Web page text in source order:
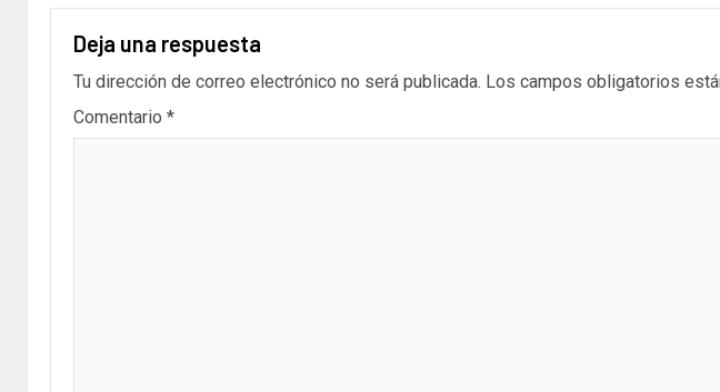
Deja una respuesta
Tu dirección de correo electrónico no será publicada. Los campos obligatorios
Comentario *